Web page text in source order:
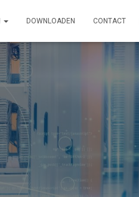
DOWNLOADEN CONTACT